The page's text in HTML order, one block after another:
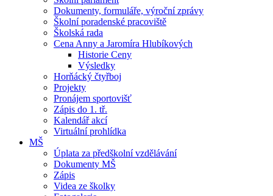
Dokumenty, formuláře, výroční zprávy
Školní poradenské pracoviště
Školská rada
Cena Anny a Jaromíra Hlubíkových
Historie Ceny
Výsledky
Horňácký čtyřboj
Projekty
Pronájem sportovišť
Zápis do 1. tř.
Kalendář akcí
Virtuální prohlídka
MŠ
Úplata za předškolní vzdělávání
Dokumenty MŠ
Zápis
Videa ze školky